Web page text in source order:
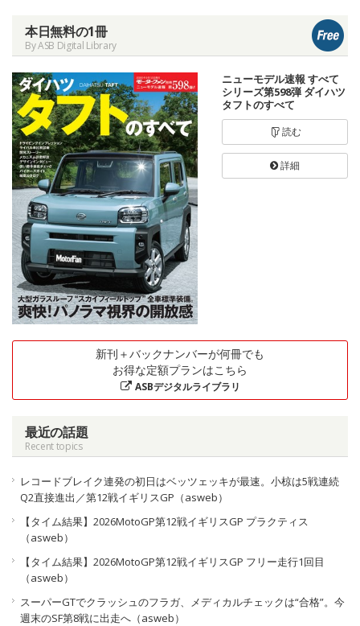
本日無料の1冊
By ASB Digital Library
ニューモデル速報 すべて
シリーズ第598弾 ダイハツ
タフトのすべて
読む
詳細
新刊＋バックナンバーが何冊でも
お得な定額プランはこちら
ASBデジタルライブラリ
最近の話題
Recent topics
レコードブレイク連発の初日はベッツェッキが最速。小椋は5戦連続
Q2直接進出／第12戦イギリスGP（asweb）
【タイム結果】2026MotoGP第12戦イギリスGP プラクティス
（asweb）
【タイム結果】2026MotoGP第12戦イギリスGP フリー走行1回目
（asweb）
スーパーGTでクラッシュのフラガ、メディカルチェックは“合格”。今
週末のSF第8戦に出走へ（asweb）